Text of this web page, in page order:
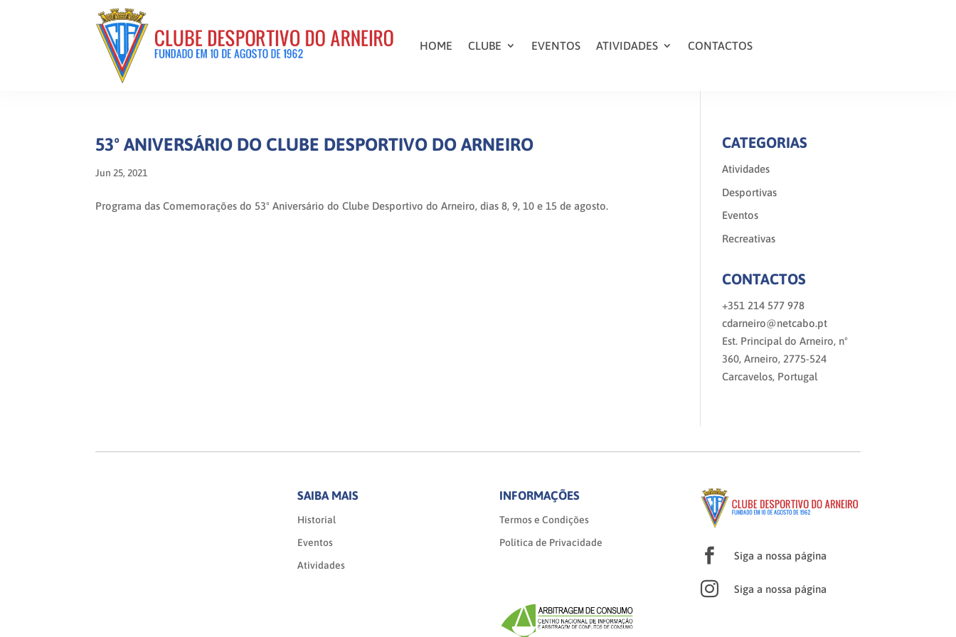
HOME CLUBE EVENTOS ATIVIDADES CONTACTOS
53º ANIVERSÁRIO DO CLUBE DESPORTIVO DO ARNEIRO
Jun 25, 2021
Programa das Comemorações do 53º Aniversário do Clube Desportivo do Arneiro, dias 8, 9, 10 e 15 de agosto.
CATEGORIAS
Atividades
Desportivas
Eventos
Recreativas
CONTACTOS
+351 214 577 978
cdarneiro@netcabo.pt
Est. Principal do Arneiro, nº
360, Arneiro, 2775-524
Carcavelos, Portugal
SAIBA MAIS
Historial
Eventos
Atividades
INFORMAÇÕES
Termos e Condições
Política de Privacidade
 Siga a nossa página
 Siga a nossa página